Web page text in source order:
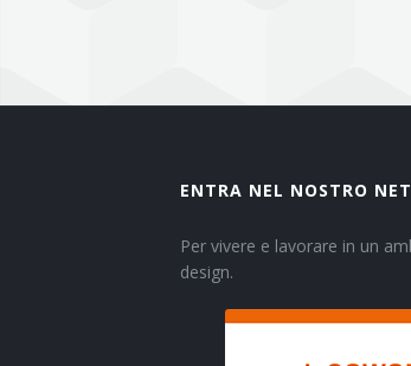
ENTRA NEL NOSTRO
Per vivere e lavorare in un
design.